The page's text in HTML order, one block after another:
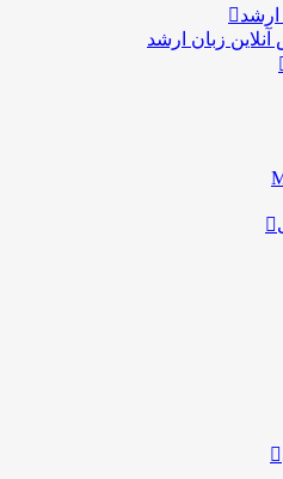
زبان ارشد